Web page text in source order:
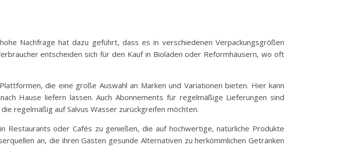
Nachfrage hat dazu geführt, dass es in verschiedenen Verpackungsgrößen
entscheiden sich für den Kauf in Bioläden oder Reformhäusern, wo oft
die eine große Auswahl an Marken und Variationen bieten. Hier kann
Hause liefern lassen. Auch Abonnements für regelmäßige Lieferungen sind
regelmäßig auf Salvus Wasser zurückgreifen möchten.
oder Cafés zu genießen, die auf hochwertige, natürliche Produkte
an, die ihren Gästen gesunde Alternativen zu herkömmlichen Getränken